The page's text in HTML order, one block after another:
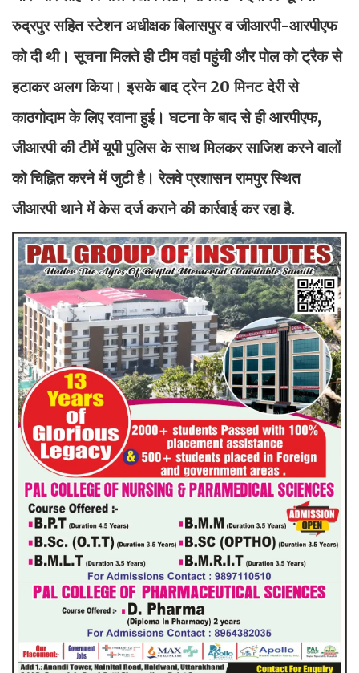
रुद्रपुर सहित स्टेशन अधीक्षक बिलासपुर व जीआरपी-आरपीएफ
को दी थी। सूचना मिलते ही टीम वहां पहुंची और पोल को ट्रैक से
हटाकर अलग किया। इसके बाद ट्रेन 20 मिनट देरी से
काठगोदाम के लिए रवाना हुई। घटना के बाद से ही आरपीएफ,
जीआरपी की टीमें यूपी पुलिस के साथ मिलकर साजिश करने वालों
को चिह्नित करने में जुटी है। रेलवे प्रशासन रामपुर स्थित
जीआरपी थाने में केस दर्ज कराने की कार्रवाई कर रहा है.